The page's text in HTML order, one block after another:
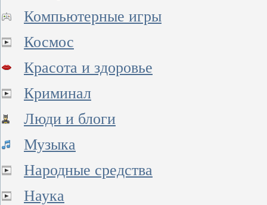
Компьютерные игры
Космос
Красота и здоровье
Криминал
Люди и блоги
Музыка
Народные средства
Наука